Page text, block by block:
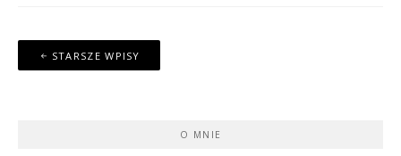
Nawigacja
po
STARSZE WPISY
O MNIE